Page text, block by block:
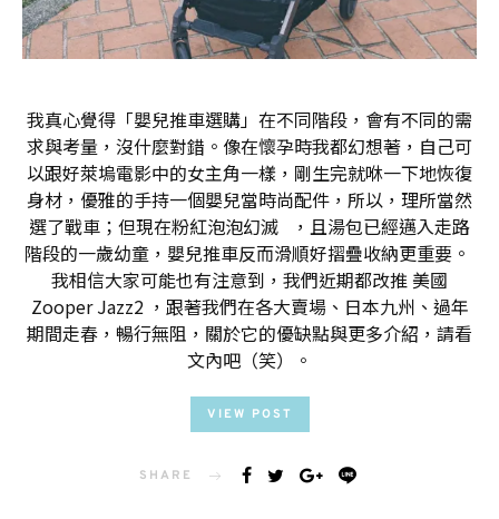
我真心覺得「嬰兒推車選購」在不同階段，會有不同的需
求與考量，沒什麼對錯。像在懷孕時我都幻想著，自己可
以跟好萊塢電影中的女主角一樣，剛生完就咻一下地恢復
身材，優雅的手持一個嬰兒當時尚配件，所以，理所當然
選了戰車；但現在粉紅泡泡幻滅 ，且湯包已經邁入走路
階段的一歲幼童，嬰兒推車反而滑順好摺疊收納更重要。
我相信大家可能也有注意到，我們近期都改推 美國
Zooper Jazz2 ，跟著我們在各大賣場、日本九州、過年
期間走春，暢行無阻，關於它的優缺點與更多介紹，請看
文內吧（笑）。
VIEW POST
SHARE